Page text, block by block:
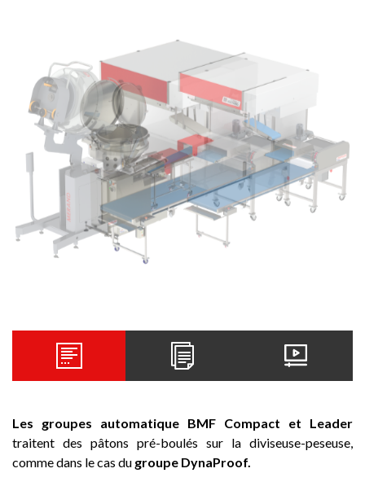
Les groupes automatique BMF Compact et Leader
traitent des pâtons pré-boulés sur la diviseuse-peseuse,
comme dans le cas du groupe DynaProof.